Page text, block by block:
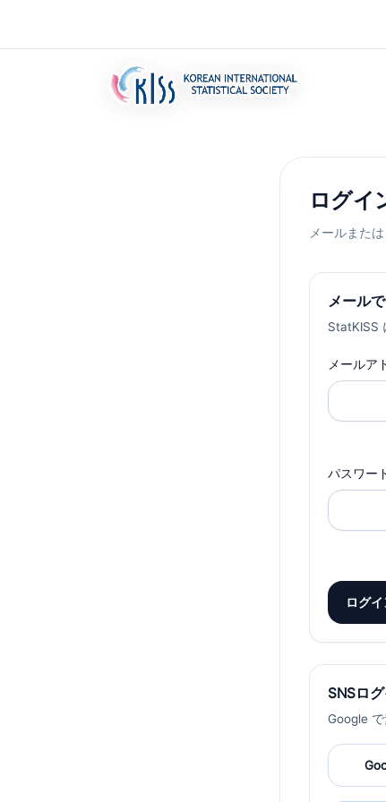
ログイ
メールまた
メール
StatKISS
メールア
パスワー
ログ
SNSロ
Google で